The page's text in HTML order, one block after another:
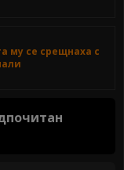
му се срещнаха с